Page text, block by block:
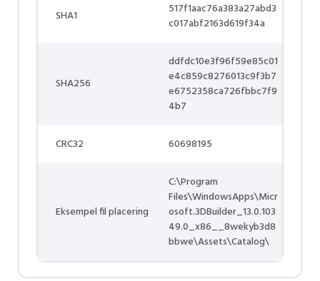
SHA1
517f1aac76a383a27abd3
c017abf2163d619f34a
SHA256
ddfdc10e3f96f59e85c01
e4c859c8276013c9f3b7
e6752358ca726fbbc7f9
4b7
CRC32 60698195
Eksempel fil placering
C:\Program
Files\WindowsApps\Micr
osoft.3DBuilder_13.0.103
49.0_x86__8wekyb3d8
bbwe\Assets\Catalog\